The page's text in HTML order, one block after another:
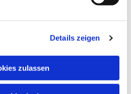
Details zeigen
zulassen